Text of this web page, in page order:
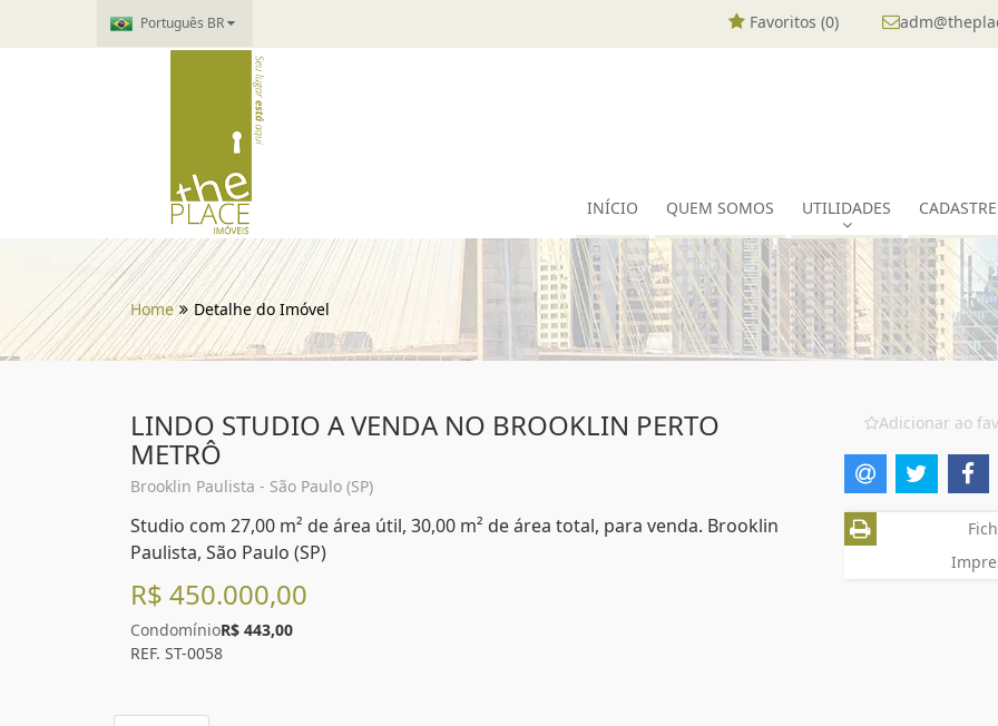
Português BR Favoritos (0)
INÍCIO QUEM SOMOS UTILIDADES
Home Detalhe do Imóvel
LINDO STUDIO A VENDA NO BROOKLIN PERTO
METRÔ
Brooklin Paulista - São Paulo (SP)
Studio com 27,00 m² de área útil, 30,00 m² de área total, para venda. Brooklin
Paulista, São Paulo (SP)
R$ 450.000,00
CondomínioR$ 443,00
REF. ST-0058
Adicionar ao